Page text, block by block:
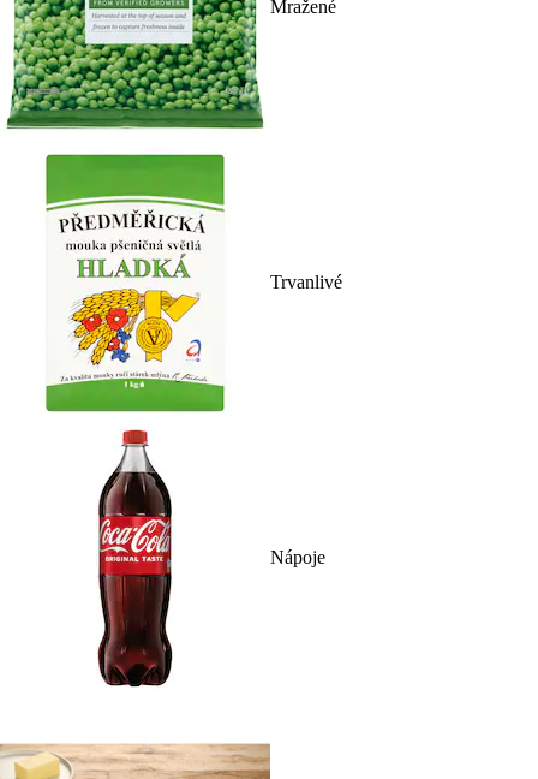
Mražené
Trvanlivé
Nápoje